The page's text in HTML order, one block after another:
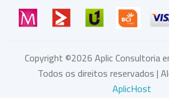
Copyright ©2026Aplic Consultoria
Todos os direitos reservados |
AplicHost